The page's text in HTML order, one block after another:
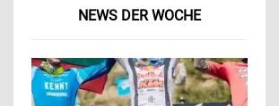
NEWS DER WOCHE